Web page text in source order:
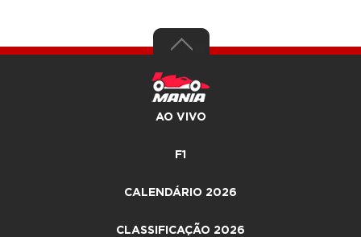
AO VIVO
F1
CALENDÁRIO 2026
CLASSIFICAÇÃO 2026